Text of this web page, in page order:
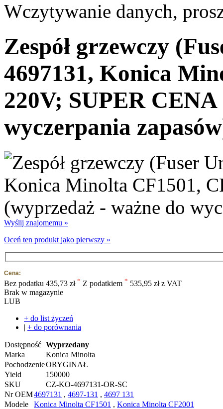
Wczytywanie danych,
Zespół grzewczy
4697131, Konica
220V; SUPER
wyczerpania
Wyślij znajomemu »
Oceń ten produkt jako pierwszy »
Cena:
Bez podatku 435,73 zł * Z podatkiem * 535,95 zł z VAT
Brak w magazynie
LUB
+ do list życzeń
| + do porównania
Dostępność Wyprzedany
Marka
Konica Minolta
PochodzenieORYGINAŁ
Yield
150000
SKU
CZ-KO-4697131-OR-SC
Nr OEM4697131 , 4697-131 , 4697 131
Modele
Konica Minolta CF1501 , Konica Minolta CF2001